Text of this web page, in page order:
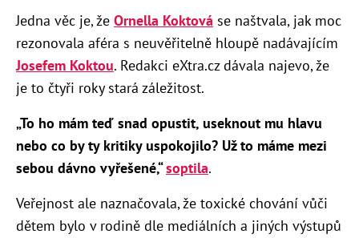
Jedna věc je, že Ornella Koktová se naštvala, jak moc
rezonovala aféra s neuvěřitelně hloupě nadávajícím
Josefem Koktou. Redakci eXtra.cz dávala najevo, že
je to čtyři roky stará záležitost.
„To ho mám teď snad opustit, useknout mu hlavu
nebo co by ty kritiky uspokojilo? Už to máme mezi
sebou dávno vyřešené,“soptila.
Veřejnost ale naznačovala, že toxické chování vůči
dětem bylo v rodině dle mediálních a jiných výstupů